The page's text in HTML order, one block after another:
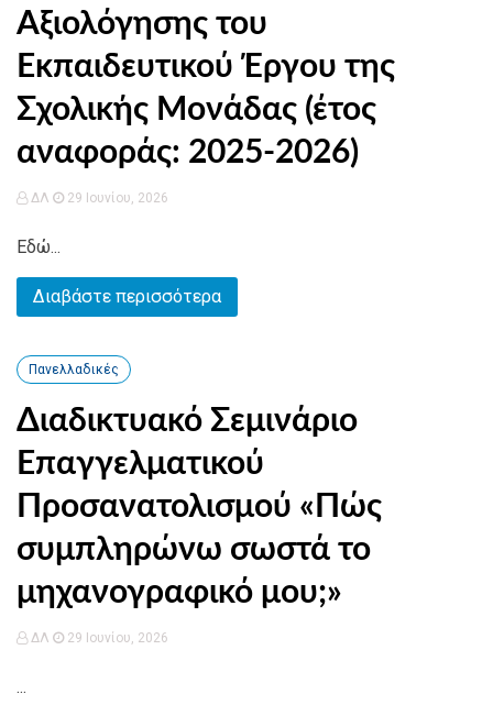
Αξιολόγησης του
Εκπαιδευτικού Έργου της
Σχολικής Μονάδας (έτος
αναφοράς: 2025-2026)
ΔΛ 29 Ιουνίου, 2026
Εδώ...
Διαβάστε περισσότερα
Πανελλαδικές
Διαδικτυακό Σεμινάριο
Επαγγελματικού
Προσανατολισμού «Πώς
συμπληρώνω σωστά το
μηχανογραφικό μου;»
ΔΛ 29 Ιουνίου, 2026
...